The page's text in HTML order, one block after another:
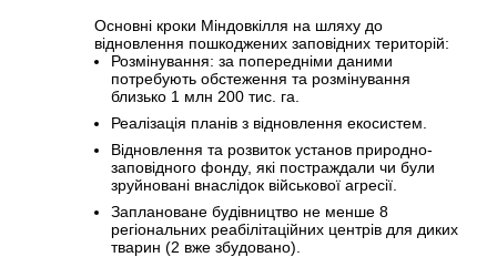
Основні кроки Міндовкілля на шляху до
відновлення пошкоджених заповідних територій:
Розмінування: за попередніми даними
потребують обстеження та розмінування
близько 1 млн 200 тис. га.
Реалізація планів з відновлення екосистем.
Відновлення та розвиток установ природно-
заповідного фонду, які постраждали чи були
зруйновані внаслідок військової агресії.
Заплановане будівництво не менше 8
регіональних реабілітаційних центрів для диких
тварин (2 вже збудовано).